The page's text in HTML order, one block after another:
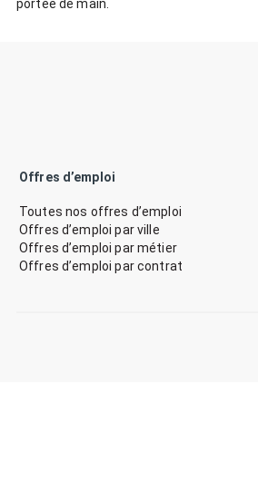
portée de main.
Offres d’emploi
Toutes nos offres d’emploi
Offres d’emploi par ville
Offres d’emploi par métier
Offres d’emploi par contrat